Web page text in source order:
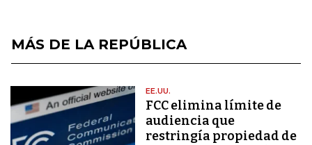
MÁS DE LA REPÚBLICA
EE.UU.
FCC elimina límite de
audiencia que
restringía propiedad de